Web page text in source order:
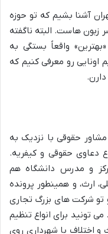
آشنا بشیم که تو حوزه
هاست. البته ناگفته
واقعاً بستگی به
اونایی رو معرفی کنیم که
حقوقی با نزدیک به
دعاوی حقوقی و کیفریه.
و مدرس دانشگاه هم
ارث، و همینطور پرونده
تو شرکت های بزرگ تجاری
تونید برای انواع تنظیم
و اختلاف با شهرداری روی